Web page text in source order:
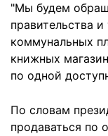
"Мы будем
правительства
коммунальных
книжных
по одной
По словам
продаваться по